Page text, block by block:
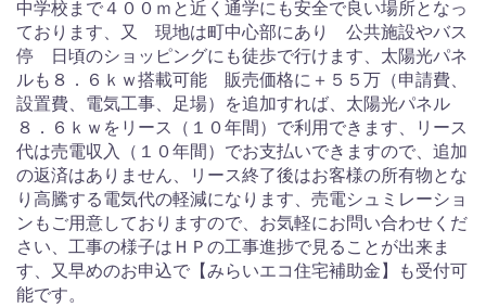
中学校まで４００ｍと近く通学にも安全で良い場所となっ
ております、又 現地は町中心部にあり 公共施設やバス
停 日頃のショッピングにも徒歩で行けます、太陽光パネ
ルも８．６ｋｗ搭載可能 販売価格に＋５５万（申請費、
設置費、電気工事、足場）を追加すれば、太陽光パネル
８．６ｋｗをリース（１０年間）で利用できます、リース
代は売電収入（１０年間）でお支払いできますので、追加
の返済はありません、リース終了後はお客様の所有物とな
り高騰する電気代の軽減になります、売電シュミレーショ
ンもご用意しておりますので、お気軽にお問い合わせくだ
さい、工事の様子はＨＰの工事進捗で見ることが出来ま
す、又早めのお申込で【みらいエコ住宅補助金】も受付可
能です。